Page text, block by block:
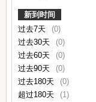
新到时间
过去7天
(0)
过去30天
(0)
过去60天
(0)
过去90天
(0)
过去180天
(0)
超过180天
(1)